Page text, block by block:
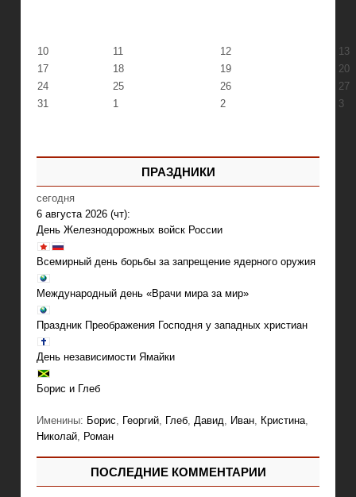
10 11 12
13
17
18 19
20
24
25 26
27
31
1 2 3
ПРАЗДНИКИ
сегодня
6 августа 2026 (чт):
День Железнодорожных войск России
Всемирный день борьбы за запрещение ядерного оружия
Международный день «Врачи мира за мир»
Праздник Преображения Господня у западных христиан
День независимости Ямайки
Борис и Глеб
Именины: Борис, Георгий, Глеб,Давид, Иван, Кристина,
Николай, Роман
ПОСЛЕДНИЕ КОММЕНТАРИИ